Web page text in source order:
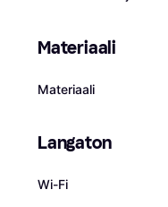
Materiaali
Materiaali
Langaton
Wi-Fi